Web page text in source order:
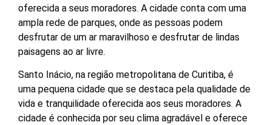
oferecida a seus moradores. A cidade conta com uma
ampla rede de parques, onde as pessoas podem
desfrutar de um ar maravilhoso e desfrutar de lindas
paisagens ao ar livre.
Santo Inácio, na região metropolitana de Curitiba, é
uma pequena cidade que se destaca pela qualidade de
vida e tranquilidade oferecida aos seus moradores. A
cidade é conhecida por seu clima agradável e oferece